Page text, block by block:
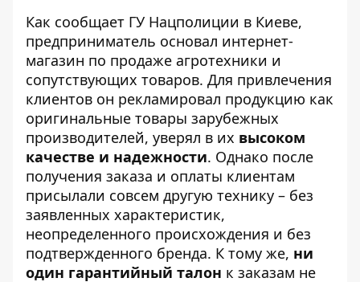
Как сообщает ГУ Нацполиции в Киеве,
предприниматель основал интернет-
магазин по продаже агротехники и
сопутствующих товаров. Для привлечения
клиентов он рекламировал продукцию как
оригинальные товары зарубежных
производителей, уверял в их высоком
качестве и надежности. Однако после
получения заказа и оплаты клиентам
присылали совсем другую технику – без
заявленных характеристик,
неопределенного происхождения и без
подтвержденного бренда. К тому же, ни
один гарантийный талон к заказам не